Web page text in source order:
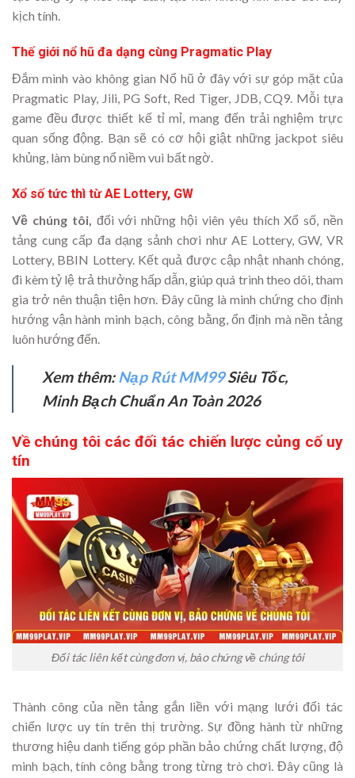
kịch tính.
Thế giới nổ hũ đa dạng cùng Pragmatic Play
Đắm mình vào không gian Nổ hũ ở đây với sự góp mặt của
Pragmatic Play, Jili, PG Soft, Red Tiger, JDB, CQ9. Mỗi tựa
game đều được thiết kế tỉ mỉ, mang đến trải nghiệm trực
quan sống động. Bạn sẽ có cơ hội giật những jackpot siêu
khủng, làm bùng nổ niềm vui bất ngờ.
Xổ số tức thì từ AE Lottery, GW
Về chúng tôi, đối với những hội viên yêu thích Xổ số, nền
tảng cung cấp đa dạng sảnh chơi như AE Lottery, GW, VR
Lottery, BBIN Lottery. Kết quả được cập nhật nhanh chóng,
đi kèm tỷ lệ trả thưởng hấp dẫn, giúp quá trình theo dõi, tham
gia trở nên thuận tiện hơn. Đây cũng là minh chứng cho định
hướng vận hành minh bạch, công bằng, ổn định mà nền tảng
luôn hướng đến.
Xem thêm: Nạp Rút MM99Siêu Tốc,
Minh Bạch Chuẩn An Toàn 2026
Về chúng tôi các đối tác chiến lược củng cố uy
tín
Đối tác liên kết cùng đơn vị, bảo chứng về chúng tôi
Thành công của nền tảng gắn liền với mạng lưới đối tác
chiến lược uy tín trên thị trường. Sự đồng hành từ những
thương hiệu danh tiếng góp phần bảo chứng chất lượng, độ
minh bạch, tính công bằng trong từng trò chơi. Đây cũng là